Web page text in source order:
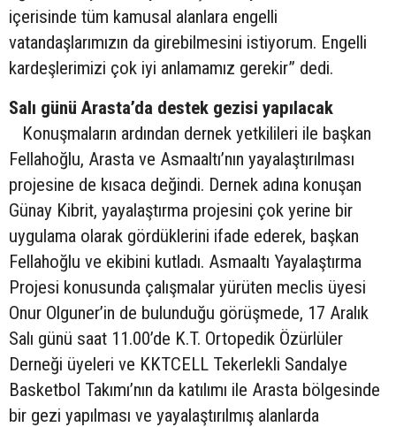
içerisinde tüm kamusal alanlara engelli
vatandaşlarımızın da girebilmesini istiyorum. Engelli
kardeşlerimizi çok iyi anlamamız gerekir” dedi.
Salı günü Arasta’da destek gezisi yapılacak
Konuşmaların ardından dernek yetkilileri ile başkan
Fellahoğlu, Arasta ve Asmaaltı’nın yayalaştırılması
projesine de kısaca değindi. Dernek adına konuşan
Günay Kibrit, yayalaştırma projesini çok yerine bir
uygulama olarak gördüklerini ifade ederek, başkan
Fellahoğlu ve ekibini kutladı. Asmaaltı Yayalaştırma
Projesi konusunda çalışmalar yürüten meclis üyesi
Onur Olguner’in de bulunduğu görüşmede, 17 Aralık
Salı günü saat 11.00’de K.T. Ortopedik Özürlüler
Derneği üyeleri ve KKTCELL Tekerlekli Sandalye
Basketbol Takımı’nın da katılımı ile Arasta bölgesinde
bir gezi yapılması ve yayalaştırılmış alanlarda